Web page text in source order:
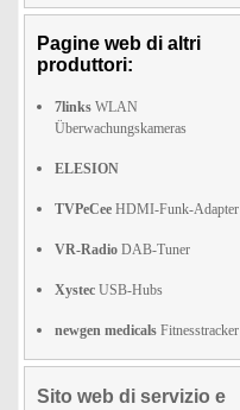
Pagine web di altri
produttori:
7links WLAN
Überwachungskameras
ELESION
TVPeCee HDMI-Funk-Adapter
VR-Radio DAB-Tuner
Xystec USB-Hubs
newgen medicals Fitnesstracker
Sito web di servizio e